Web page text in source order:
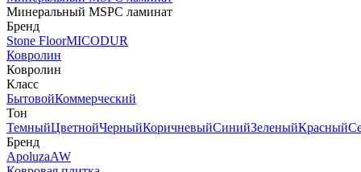
Минеральный MSPC ламинат
Бренд
Stone FloorMICODUR
Ковролин
Ковролин
Класс
БытовойКоммерческий
Тон
ТемныйЦветнойЧерныйКоричневыйСинийЗеленыйКрасный
Бренд
ApoluzaAW